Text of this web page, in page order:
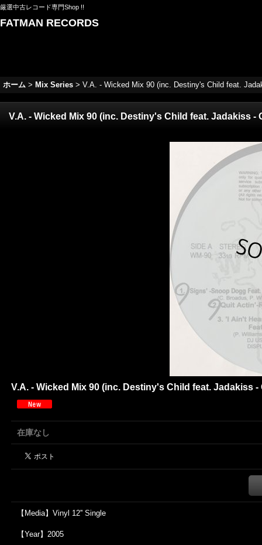
厳選中古レコード専門Shop !!
FATMAN RECORDS
ホーム > Mix Series > V.A. - Wicked Mix 90 (inc. Destiny's Child feat.
V.A. - Wicked Mix 90 (inc. Destiny's Child feat. Jadakiss -
V.A. - Wicked Mix 90 (inc. Destiny's Child feat. Jadakiss
在庫なし
【Media】Vinyl 12'' Single
【Year】2005